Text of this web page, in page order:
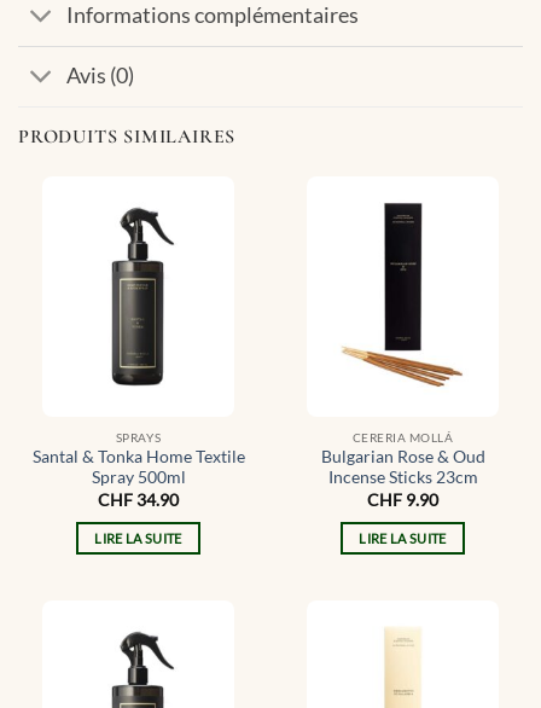
Informations complémentaires
Avis (0)
PRODUITS SIMILAIRES
SPRAYS
Santal & Tonka Home Textile
Spray 500ml
CHF34.90
LIRE LA SUITE
CERERIA MOLLÁ
Bulgarian Rose & Oud
Incense Sticks 23cm
CHF 9.90
LIRE LA SUITE